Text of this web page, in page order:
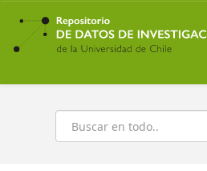
Ir
contenido
principal
Buscar